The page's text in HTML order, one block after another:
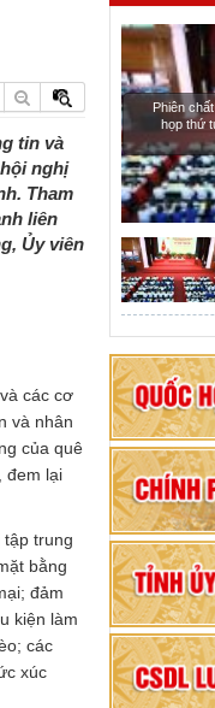
tin và
nghị
Tham
liên
Ủy viên
các cơ
và nhân
của quê
đem lại
trung
bằng
đảm
kiện làm
các
xúc
Phiên
họp thứ